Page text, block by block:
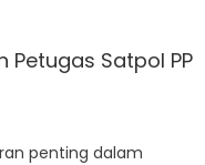
Petugas Satpol PP
penting dalam